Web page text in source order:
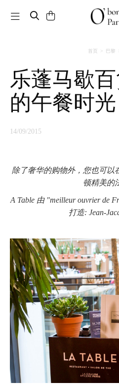
Toggle navigation
首页 巴黎
乐蓬马歇百货公司里
的午餐时光
14/09/2015
除了奢华的购物外，您也可以在乐蓬马歇百货公司享用一
顿精美的
A Table 由 "meilleur ouvrier de France" 法国最棒的创造者所
打造: Jean-